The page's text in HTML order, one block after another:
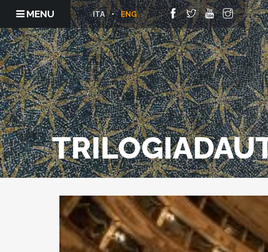
MENU ENG
ITA